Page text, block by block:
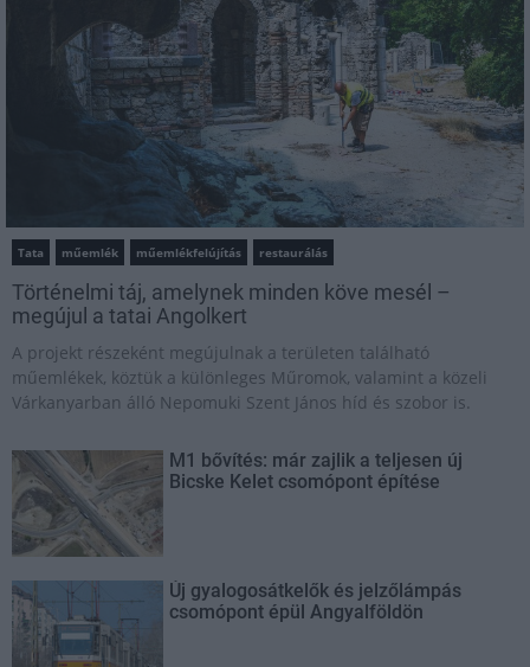
Tata műemlék műemlékfelújítás restaurálás
Történelmi táj, amelynek minden köve mesél –
megújul a tatai Angolkert
A projekt részeként megújulnak a területen található
műemlékek, köztük a különleges Műromok, valamint a közeli
Várkanyarban álló Nepomuki Szent János híd és szobor is.
M1 bővítés: már zajlik a teljesen új
Bicske Kelet csomópont építése
Új gyalogosátkelők és jelzőlámpás
csomópont épül Angyalföldön